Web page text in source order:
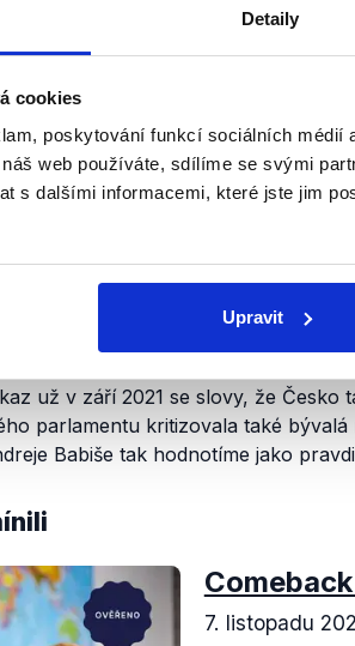
Detaily
cookies
poskytování funkcí sociálních
web používáte, sdílíme se svými
s dalšími informacemi, které jste jim
Upravit
parlamentu v březnu 2024
zákazu prodeje aut se
sněmovních voleb ( .pdf, str. 21).
zda chce jezdit klasickým
už v září 2021 se slovy, že Česko
parlamentu kritizovala také
Babiše tak hodnotíme jako
7. listopadu